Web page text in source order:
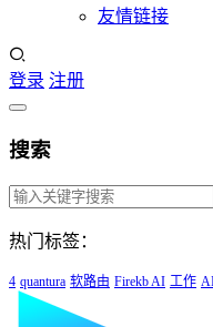
友情链接
登录 注册
搜索
热门标签：
4 quantura 软路由 Firekb AI 工作